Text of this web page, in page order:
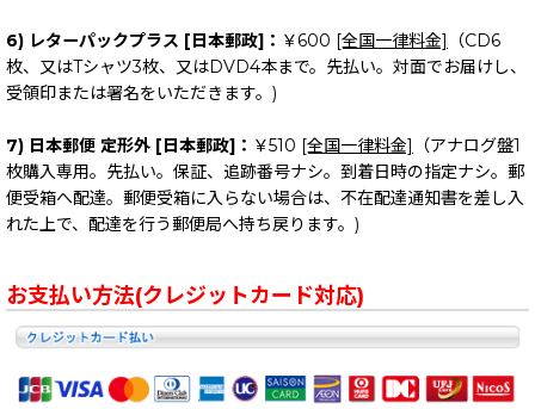
6) レターパックプラス [日本郵政]： ￥600 [全国一律料金]
（CD6
枚、又はTシャツ3枚、又はDVD4本まで。先払い。対面でお届けし、
受領印または署名をいただきます。)
7) 日本郵便 定形外 [日本郵政]： ￥510 [全国一律料金]
（アナログ盤1
枚購入専用。先払い。保証、追跡番号ナシ。到着日時の指定ナシ。郵
便受箱へ配達。郵便受箱に入らない場合は、不在配達通知書を差し入
れた上で、配達を行う郵便局へ持ち戻ります。)
お支払い方法(クレジットカード対応)